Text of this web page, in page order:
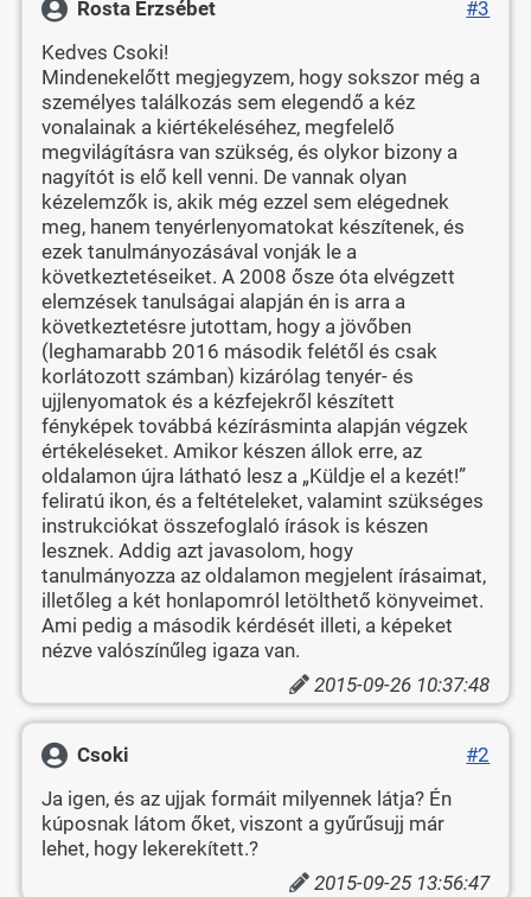
Rosta Erzsébet
#3
Kedves Csoki!
Mindenekelőtt megjegyzem, hogy sokszor még a
személyes találkozás sem elegendő a kéz
vonalainak a kiértékeléséhez, megfelelő
megvilágításra van szükség, és olykor bizony a
nagyítót is elő kell venni. De vannak olyan
kézelemzők is, akik még ezzel sem elégednek
meg, hanem tenyérlenyomatokat készítenek, és
ezek tanulmányozásával vonják le a
következtetéseiket. A 2008 ősze óta elvégzett
elemzések tanulságai alapján én is arra a
következtetésre jutottam, hogy a jövőben
(leghamarabb 2016 második felétől és csak
korlátozott számban) kizárólag tenyér- és
ujjlenyomatok és a kézfejekről készített
fényképek továbbá kézírásminta alapján végzek
értékeléseket. Amikor készen állok erre, az
oldalamon újra látható lesz a „Küldje el a kezét!”
feliratú ikon, és a feltételeket, valamint szükséges
instrukciókat összefoglaló írások is készen
lesznek. Addig azt javasolom, hogy
tanulmányozza az oldalamon megjelent írásaimat,
illetőleg a két honlapomról letölthető könyveimet.
Ami pedig a második kérdését illeti, a képeket
nézve valószínűleg igaza van.
2015-09-26 10:37:48
Csoki
#2
Ja igen, és az ujjak formáit milyennek látja? Én
kúposnak látom őket, viszont a gyűrűsujj már
lehet, hogy lekerekített.?
2015-09-25 13:56:47